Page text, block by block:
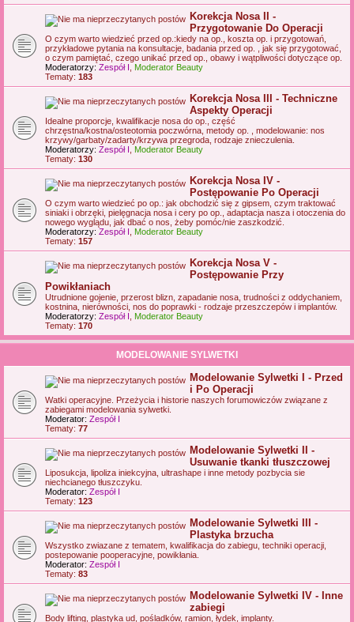
Korekcja Nosa II -
Przygotowanie Do Operacji
O czym warto wiedzieć przed op.:kiedy na op., koszta op. i przygotowań,
przykładowe pytania na konsultacje, badania przed op. , jak się przygotować,
o czym pamiętać, czego unikać przed op., obawy i wątpliwości dotyczące op.
Moderatorzy: Zespół I
Moderator Beauty
Tematy: 183
Korekcja Nosa III - Techniczne
Aspekty Operacji
Idealne proporcje, kwalifikacje nosa do op., część
chrzęstna/kostna/osteotomia poczwórna, metody op. , modelowanie: nos
krzywy/garbaty/zadarty/krzywa przegroda, rodzaje znieczulenia.
Moderatorzy: Zespół I
Moderator Beauty
Tematy: 130
Korekcja Nosa IV -
Postępowanie Po Operacji
O czym warto wiedzieć po op.: jak obchodzić się z gipsem, czym traktować
siniaki i obrzęki, pielęgnacja nosa i cery po op., adaptacja nasza i otoczenia do
nowego wyglądu, jak dbać o nos, żeby pomóc/nie zaszkodzić.
Moderatorzy: Zespół I
Moderator Beauty
Tematy: 157
Korekcja Nosa V -
Postępowanie Przy
Powikłaniach
Utrudnione gojenie, przerost blizn, zapadanie nosa, trudności z oddychaniem,
kostnina, nierówności, nos do poprawki - rodzaje przeszczepów i implantów.
Moderatorzy: Zespół I
Moderator Beauty
Tematy: 170
MODELOWANIE SYLWETKI
Modelowanie Sylwetki I - Przed
i Po Operacji
Watki operacyjne. Przeżycia i historie naszych forumowiczów związane z
zabiegami modelowania sylwetki.
Moderator: Zespół I
Tematy: 77
Modelowanie Sylwetki II -
Usuwanie tkanki tłuszczowej
Liposukcja, lipoliza iniekcyjna, ultrashape i inne metody pozbycia sie
niechcianego tłuszczyku.
Moderator: Zespół I
Tematy: 123
Modelowanie Sylwetki III -
Plastyka brzucha
Wszystko zwiazane z tematem, kwalifikacja do zabiegu, techniki operacji,
postepowanie pooperacyjne, powikłania.
Moderator: Zespół I
Tematy: 83
Modelowanie Sylwetki IV - Inne
zabiegi
Body lifting, plastyka ud, pośladków, ramion, łydek, implanty.